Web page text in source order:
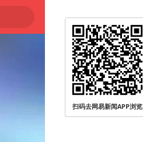
扫码去网易新闻APP浏览